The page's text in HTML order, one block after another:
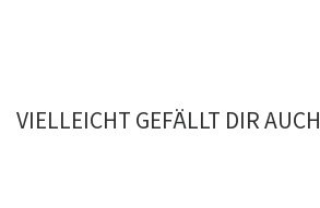
VIELLEICHT GEFÄLLT DIR AUCH